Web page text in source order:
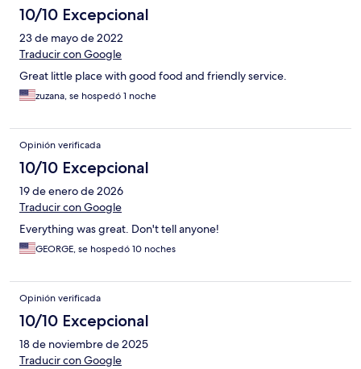
10/10 Excepcional
23 de mayo de 2022
Traducir con Google
Great little place with good food and friendly service.
zuzana, se hospedó 1 noche
Opinión verificada
10/10 Excepcional
19 de enero de 2026
Traducir con Google
Everything was great. Don't tell anyone!
GEORGE, se hospedó 10 noches
Opinión verificada
10/10 Excepcional
18 de noviembre de 2025
Traducir con Google